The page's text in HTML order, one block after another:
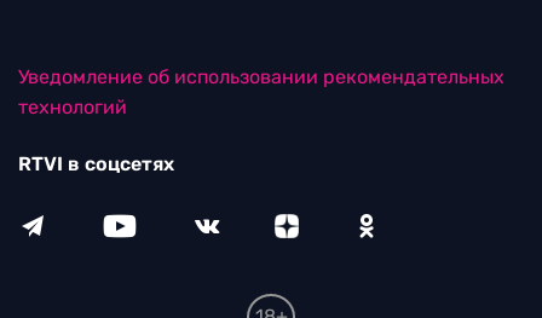
Уведомление об использовании рекомендательных
технологий
RTVI в соцсетях